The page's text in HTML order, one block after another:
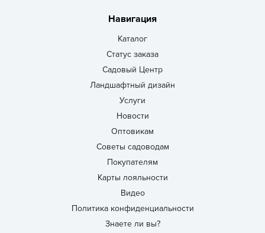
Навигация
Каталог
Статус заказа
Садовый Центр
Ландшафтный дизайн
Услуги
Новости
Оптовикам
Советы садоводам
Покупателям
Карты лояльности
Видео
Политика конфиденциальности
Знаете ли вы?